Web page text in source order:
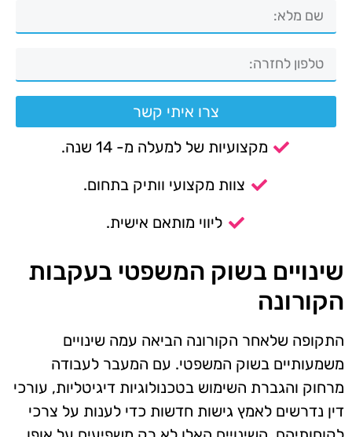
צרו איתי קשר
מקצועיות של למעלה מ- 14 שנה.
צוות מקצועי וותיק בתחום.
ליווי מותאם אישית.
שינויים בשוק המשפטי בעקבות
הקורונה
התקופה שלאחר הקורונה הביאה עמה שינויים
משמעותיים בשוק המשפטי. עם המעבר לעבודה
מרחוק והגברת השימוש בטכנולוגיות דיגיטליות, עורכי
דין נדרשים לאמץ גישות חדשות כדי לענות על צרכי